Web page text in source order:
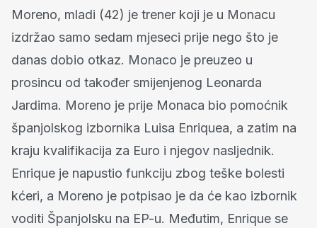
Moreno, mladi (42) je trener koji je u Monacu
izdržao samo sedam mjeseci prije nego što je
danas dobio otkaz. Monaco je preuzeo u
prosincu od također smijenjenog Leonarda
Jardima. Moreno je prije Monaca bio pomoćnik
španjolskog izbornika Luisa Enriquea, a zatim na
kraju kvalifikacija za Euro i njegov nasljednik.
Enrique je napustio funkciju zbog teške bolesti
kćeri, a Moreno je potpisao je da će kao izbornik
voditi Španjolsku na EP-u. Međutim, Enrique se